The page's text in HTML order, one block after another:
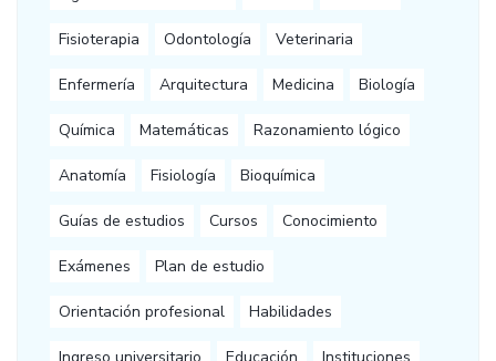
Fisioterapia Odontología Veterinaria
Enfermería Arquitectura Medicina Biología
Química Matemáticas Razonamiento lógico
Anatomía Fisiología Bioquímica
Guías de estudios Cursos Conocimiento
Exámenes Plan de estudio
Orientación profesional Habilidades